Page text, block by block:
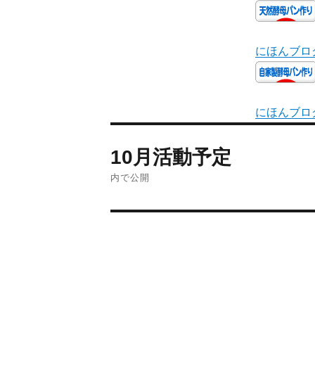
にほんブロ
にほんブロ
10月活動予定
内で公開